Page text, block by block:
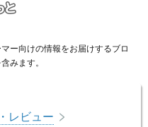
ー向けの情報をお届けするブロ
みます。
レビュー >